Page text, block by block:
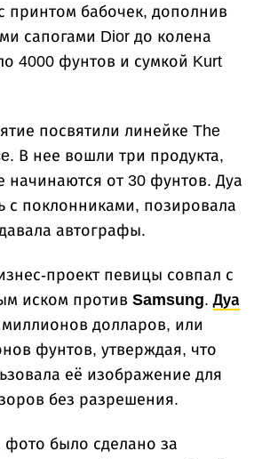
принтом бабочек, дополнив
сапогами Dior до колена
4000 фунтов и сумкой Kurt
посвятили линейке The
В нее вошли три продукта,
начинаются от 30 фунтов. Дуа
с поклонниками, позировала
автографы.
проект певицы совпал с
иском против Samsung.Дуа
миллионов долларов, или
фунтов, утверждая, что
её изображение для
без разрешения.
было сделано за